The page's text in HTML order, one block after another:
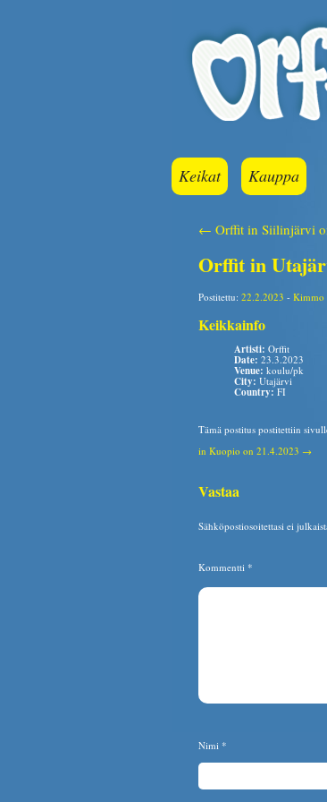
Keikat Kauppa
← Orffit in Siilinjärvi
Orffit in
Postitettu: 22.2.2023 - Kimmo
Keikkainfo
Artisti: Orffit
Date: 23.3.2023
Venue: koulu/pk
City: Utajärvi
Country: FI
Tämä postitus postitettiin
in Kuopio on 21.4.2023 →
Vastaa
Sähköpostiosoitettasi ei
Kommentti *
Nimi *